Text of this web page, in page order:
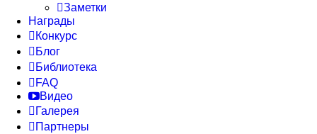
Заметки
Награды
Конкурс
Блог
Библиотека
FAQ
Видео
Галерея
Партнеры